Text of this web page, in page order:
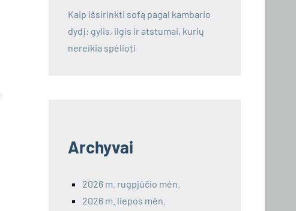
Kaip išsirinkti sofą pagal kambario
dydį: gylis, ilgis ir atstumai, kurių
nereikia spėlioti
Archyvai
2026 m. rugpjūčio mėn.
2026 m. liepos mėn.